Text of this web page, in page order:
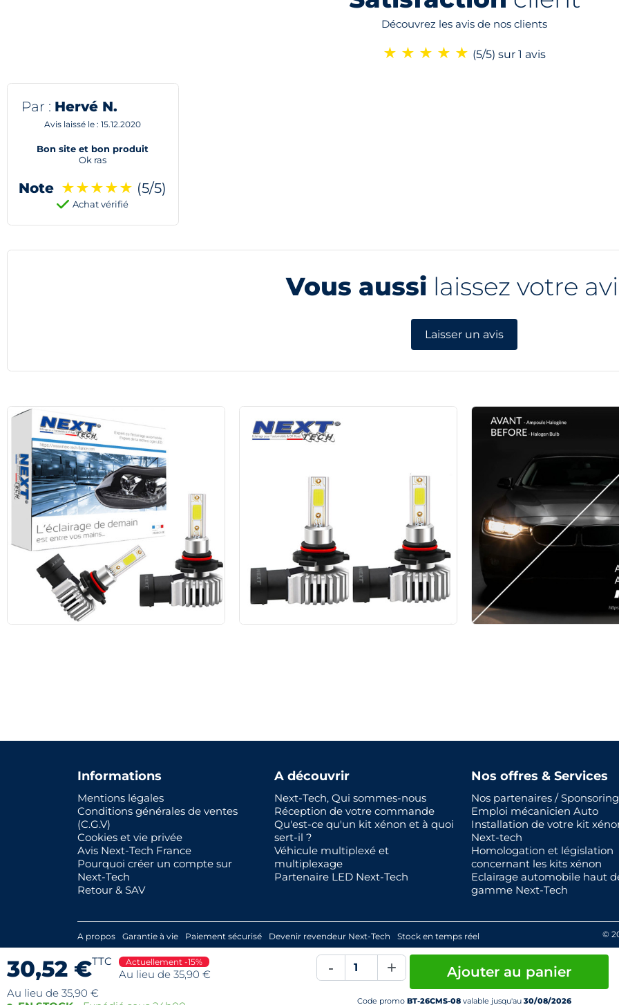
30,52 €TTC Actuellement -15%
Au lieu de 35,90 €
Au lieu de 35,90 €
- + Ajouter au panier
Code promo BT-26CMS-08valable jusqu'au30/08/2026
Découvrez les avis de nos clients
★ ★ ★ ★ ★ (5/5) sur 1 avis
Par : Hervé N.
Avis laissé le : 15.12.2020
Bon site et bon produit
Ok ras
Note ★★★★★ (5/5)
Achat vérifié
Vous aussi laissez votre
Laisser un avis
Informations
Mentions légales
Conditions générales de ventes
(C.G.V)
Cookies et vie privée
Avis Next-Tech France
Pourquoi créer un compte sur
Next-Tech
Retour & SAV
A découvrir
Next-Tech, Qui sommes-nous
Réception de votre commande
Qu'est-ce qu'un kit xénon et à quoi
sert-il ?
Véhicule multiplexé et
multiplexage
Partenaire LED Next-Tech
Nos offres & Services
Nos partenaires / Sponsoring
Emploi mécanicien Auto
Installation de votre kit
Next-tech
Homologation et législation
concernant les kits xénon
Eclairage automobile haut
gamme Next-Tech
A propos Garantie à vie Paiement sécurisé Devenir revendeur Next-Tech Stock en temps réel ©